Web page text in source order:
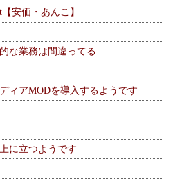
【安価・あんこ】
な業務は間違ってる
ィアMODを導入するようです
に立つようです